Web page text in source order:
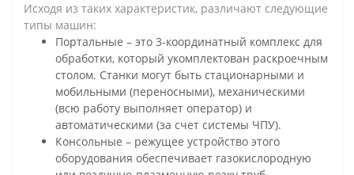
Исходя из таких характеристик, различают следующие
типы машин:
Портальные – это 3-координатный комплекс для
обработки, который укомплектован раскроечным
столом. Станки могут быть стационарными и
мобильными (переносными), механическими
(всю работу выполняет оператор) и
автоматическими (за счет системы ЧПУ).
Консольные – режущее устройство этого
оборудования обеспечивает газокислородную